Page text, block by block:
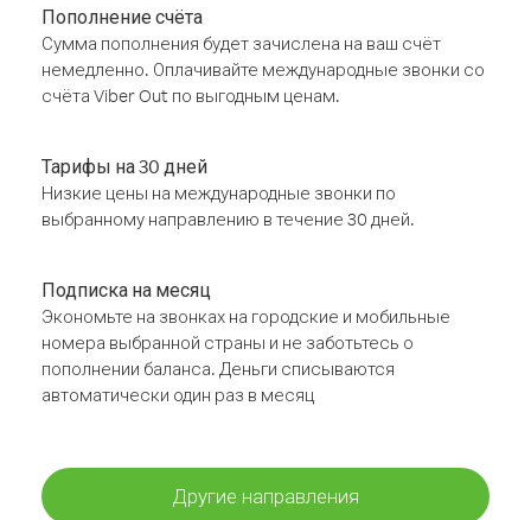
Пополнение счёта
Сумма пополнения будет зачислена на ваш счёт
немедленно. Оплачивайте международные звонки со
счёта Viber Out по выгодным ценам.
Тарифы на 30 дней
Низкие цены на международные звонки по
выбранному направлению в течение 30 дней.
Подписка на месяц
Экономьте на звонках на городские и мобильные
номера выбранной страны и не заботьтесь о
пополнении баланса. Деньги списываются
автоматически один раз в месяц
Другие направления